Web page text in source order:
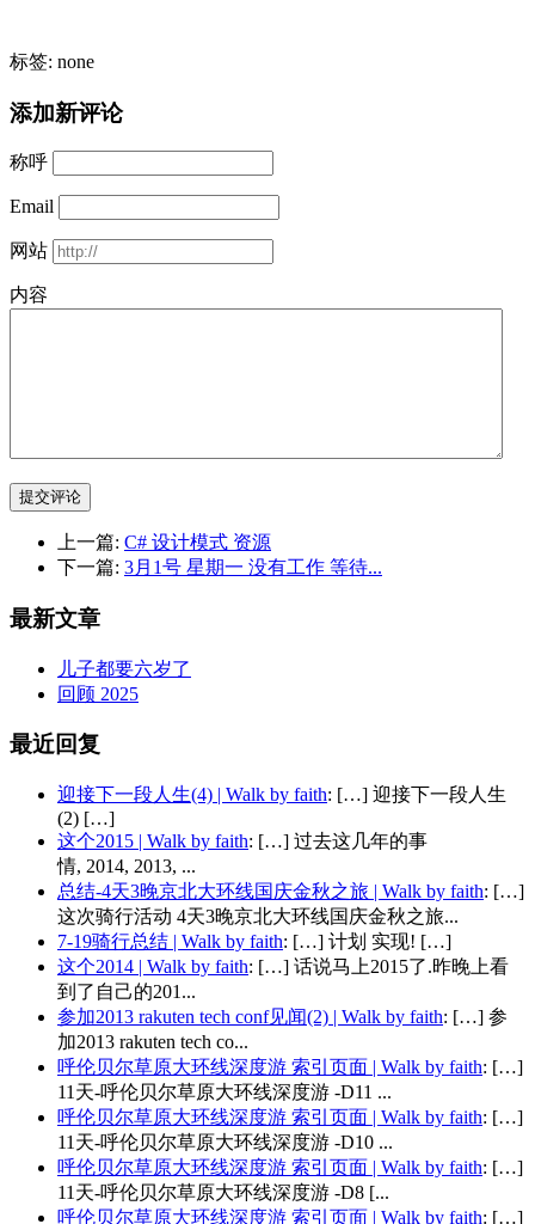
标签: none
添加新评论
称呼
Email
网站
内容
提交评论
上一篇: C# 设计模式 资源
下一篇: 3月1号 星期一 没有工作 等待...
最新文章
儿子都要六岁了
回顾 2025
最近回复
迎接下一段人生(4) | Walk by faith: […] 迎接下一段人生
(2) […]
这个2015 | Walk by faith: […] 过去这几年的事
情, 2014, 2013, ...
总结-4天3晚京北大环线国庆金秋之旅 | Walk by faith: […]
这次骑行活动 4天3晚京北大环线国庆金秋之旅...
7-19骑行总结 | Walk by faith: […] 计划 实现! […]
这个2014 | Walk by faith: […] 话说马上2015了.昨晚上看
到了自己的201...
参加2013 rakuten tech conf见闻(2) | Walk by faith: […] 参
加2013 rakuten tech co...
呼伦贝尔草原大环线深度游 索引页面 | Walk by faith: […]
11天-呼伦贝尔草原大环线深度游 -D11 ...
呼伦贝尔草原大环线深度游 索引页面 | Walk by faith: […]
11天-呼伦贝尔草原大环线深度游 -D10 ...
呼伦贝尔草原大环线深度游 索引页面 | Walk by faith: […]
11天-呼伦贝尔草原大环线深度游 -D8 [...
呼伦贝尔草原大环线深度游 索引页面 | Walk by faith: […]